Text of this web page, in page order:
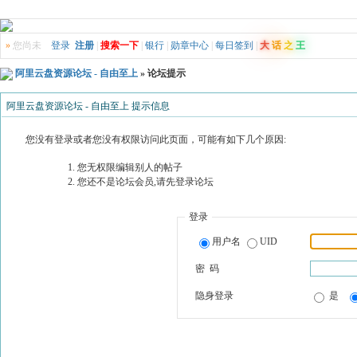
» 您尚未 登录 注册 搜索一下 银行 勋章中心 每日签到 大 话 之 王
阿里云盘资源论坛 - 自由至上 » 论坛提示
阿里云盘资源论坛 - 自由至上 提示信息
您没有登录或者您没有权限访问此页面，可能有如下几个原因:
您无权限编辑别人的帖子
您还不是论坛会员,请先登录论坛
登录
用户名 UID
密 码
隐身登录 是